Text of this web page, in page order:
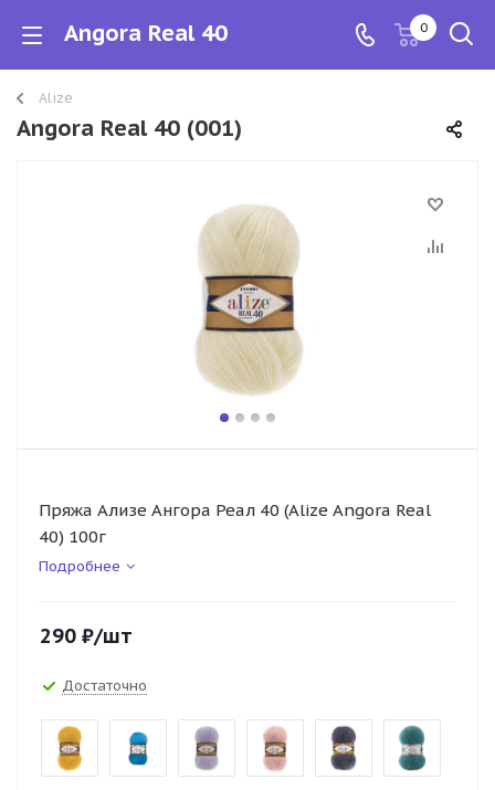
Angora Real 40 0
Alize
Angora Real 40 (001)
Пряжа Ализе Ангора Реал 40 (Alize Angora Real
40) 100г
Подробнее
290 ₽/шт
Достаточно